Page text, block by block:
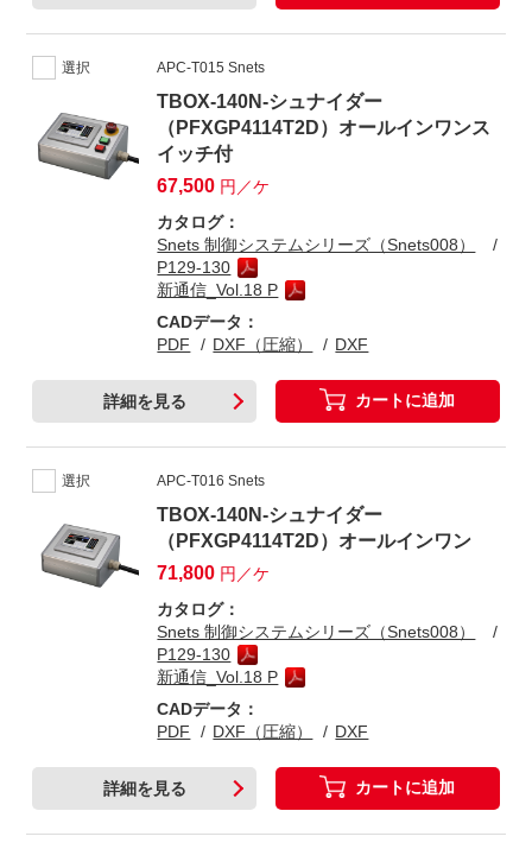
選択 APC-T015 Snets
TBOX-140N-シュナイダー
（PFXGP4114T2D）オールインワンス
イッチ付
67,500 円／ケ
カタログ：
Snets 制御システムシリーズ（Snets008）
P129-130
新通信_Vol.18 P
CADデータ：
PDF
DXF（圧縮） DXF
詳細を見る カートに追加
選択 APC-T016 Snets
TBOX-140N-シュナイダー
（PFXGP4114T2D）オールインワン
71,800 円／ケ
カタログ：
Snets 制御システムシリーズ（Snets008）
P129-130
新通信_Vol.18 P
CADデータ：
PDF
DXF（圧縮） DXF
詳細を見る カートに追加